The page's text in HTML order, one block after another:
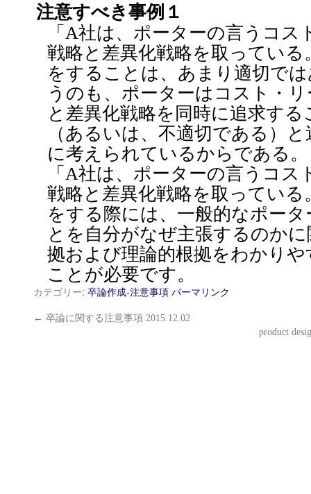
注意すべき事例１
「A社は、ポーターの言うコ
戦略と差異化戦略を取ってい
をすることは、あまり適切で
うのも、ポーターはコスト・
と差異化戦略を同時に追求す
（あるいは、不適切である）
に考えられているからである。
「A社は、ポーターの言うコ
戦略と差異化戦略を取ってい
をする際には、一般的なポー
とを自分がなぜ主張するのか
拠および理論的根拠をわかり
ことが必要です。
カテゴリー: 卒論作成-注意事項パーマリンク
← 卒論に関する注意事項 2015.12.02
product